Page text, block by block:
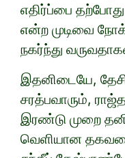
எதிர்ப்பை
என்ற முடிவை
நகர்ந்து
இதனிடையே,
சரத்பவாரும்,
இரண்டு முறை
வெளியான